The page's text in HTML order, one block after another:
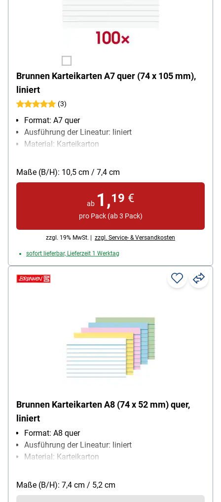
Brunnen Karteikarten A7 quer (74 x 105 mm),
liniert
(3)
Format: A7 quer
Ausführung der Lineatur: liniert
Material: Karteikarton
Packungsmenge: 100 Stück
Maße (B/H): 10,5 cm / 7,4 cm
ab 1,19 €
pro Pack (ab 3 Pack)
zzgl. 19% MwSt. | zzgl. Service- & Versandkosten
sofort lieferbar, Lieferzeit 1 Werktag
Brunnen Karteikarten A8 (74 x 52 mm) quer,
liniert
Format: A8 quer
Ausführung der Lineatur: liniert
Material: Karteikarton
Packungsmenge: 100 Stück
Maße (B/H): 7,4 cm / 5,2 cm